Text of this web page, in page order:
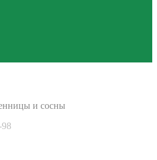
и сосны